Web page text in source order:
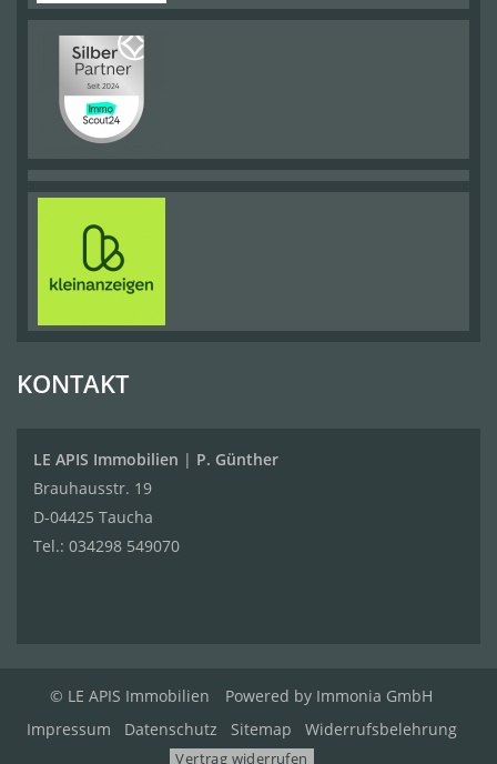
KONTAKT
LE APIS Immobilien | P. Günther
Brauhausstr. 19
D-04425 Taucha
Tel.: 034298 549070
© LE APIS Immobilien Powered by Immonia GmbH
Impressum
Datenschutz Sitemap Widerrufsbelehrung
Vertrag widerrufen